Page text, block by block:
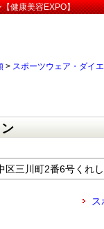
健康美容EXPO】
> スポーツウェア・ダイ
三川町2番6号くれ